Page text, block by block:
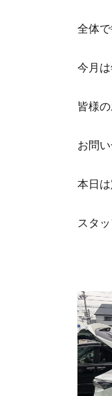
全体
今月
皆様
お問
本日は
スタ